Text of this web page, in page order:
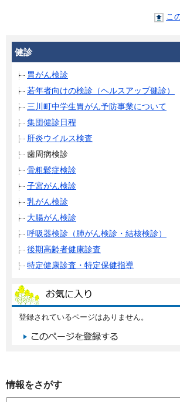
こ
健診
胃がん検診
若年者向けの検診（ヘルスアップ健診）
三川町中学生胃がん予防事業について
集団健診日程
肝炎ウイルス検査
歯周病検診
骨粗鬆症検診
子宮がん検診
乳がん検診
大腸がん検診
呼吸器検診（肺がん検診・結核検診）
後期高齢者健康診査
特定健康診査・特定保健指導
登録されているページはありません。
情報をさがす